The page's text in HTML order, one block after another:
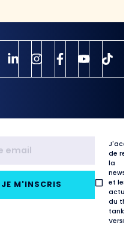
JE M'INSCRIS
de
la
et les
du
tank